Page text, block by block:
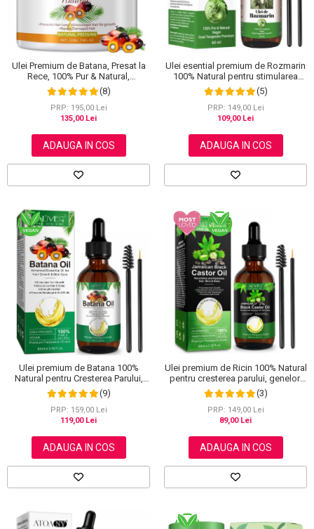
Scrub / Balsam de buze
Netestate pe Animale
Ulei Premium de Batana, Presat la
Rece, 100% Pur & Natural,
Stopeaza Caderea Parului, Efect
Puternic Regenerator, 220 g
(8)
PRP: 195,00 Lei
135,00 Lei
ADAUGA IN COS
Ulei esential premium de Rozmarin
100% Natural pentru stimularea
cresterii parului, genelor,
sprancenelor sau unghiilor, NOVA
KISS® 60 ml
(5)
PRP: 149,00 Lei
109,00 Lei
ADAUGA IN COS
Ulei premium de Batana 100%
Natural pentru Cresterea Parului,
Tratarea scalpului, Ingrijirea Tenului,
Genelor si Sprancenelor, Aliver 60
ml
(9)
PRP: 159,00 Lei
119,00 Lei
ADAUGA IN COS
Ulei premium de Ricin 100% Natural
pentru cresterea parului, genelor,
sprancenelor si unghiilor, Aliver 60
ml
(3)
PRP: 149,00 Lei
89,00 Lei
ADAUGA IN COS